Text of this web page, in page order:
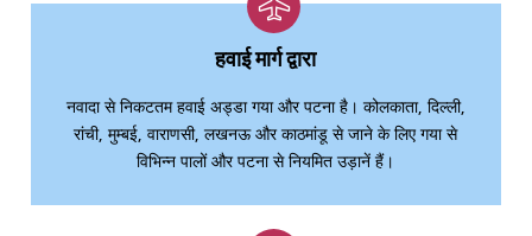
हवाई मार्ग द्वारा
नवादा से निकटतम हवाई अड्डा गया और पटना है। कोलकाता, दिल्ली,
रांची, मुम्बई, वाराणसी, लखनऊ और काठमांडू से जाने के लिए गया से
विभिन्न पालों और पटना से नियमित उड़ानें हैं।